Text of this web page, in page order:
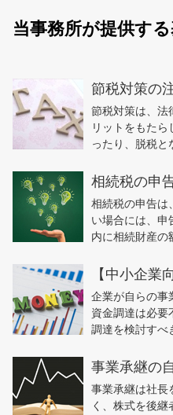
当事務所が提供す
節税対策の
節税対策は、法
リットをもた
ったり、脱税
相続税の申
相続税の申告は
い場合には、申
内に相続財産
【中小企業
企業が自らの事
資金調達は必要
調達を検討す
事業承継の
事業承継は社長
く、株式を後